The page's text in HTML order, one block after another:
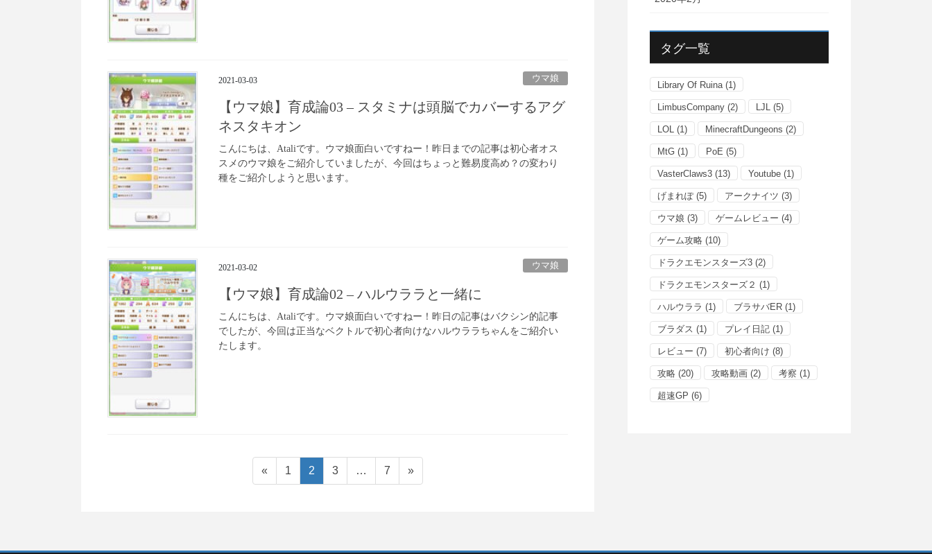
2021-03-03 ウマ娘
【ウマ娘】育成論03 – スタミナは頭脳でカバーするアグ
ネスタキオン
こんにちは、Ataliです。ウマ娘面白いですねー！昨日までの記事は初心者オス
スメのウマ娘をご紹介していましたが、今回はちょっと難易度高め？の変わり
種をご紹介しようと思います。
2021-03-02 ウマ娘
【ウマ娘】育成論02 – ハルウララと一緒に
こんにちは、Ataliです。ウマ娘面白いですねー！昨日の記事はバクシン的記事
でしたが、今回は正当なベクトルで初心者向けなハルウララちゃんをご紹介い
たします。
ペ
«
ペ
ー
1
ペ
ー
2
ペ
ー
3 …
ペ
ー
7 »
タグ一覧
Library Of Ruina (1)
LimbusCompany (2) LJL (5)
LOL (1) MinecraftDungeons (2)
MtG (1) PoE (5)
VasterClaws3 (13) Youtube (1)
げまれぽ(5) アークナイツ (3)
ウマ娘 (3) ゲームレビュー (4)
ゲーム攻略 (10)
ドラクエモンスターズ3 (2)
ドラクエモンスターズ２ (1)
ハルウララ (1) ブラサバER (1)
ブラダス (1) プレイ日記 (1)
レビュー (7) 初心者向け (8)
攻略 (20) 攻略動画 (2) 考察 (1)
超速GP (6)